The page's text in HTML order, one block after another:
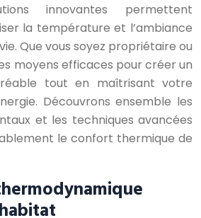
innovantes permettent
la température et l’ambiance
Que vous soyez propriétaire ou
moyens efficaces pour créer un
tout en maîtrisant votre
Découvrons ensemble les
et les techniques avancées
le confort thermique de